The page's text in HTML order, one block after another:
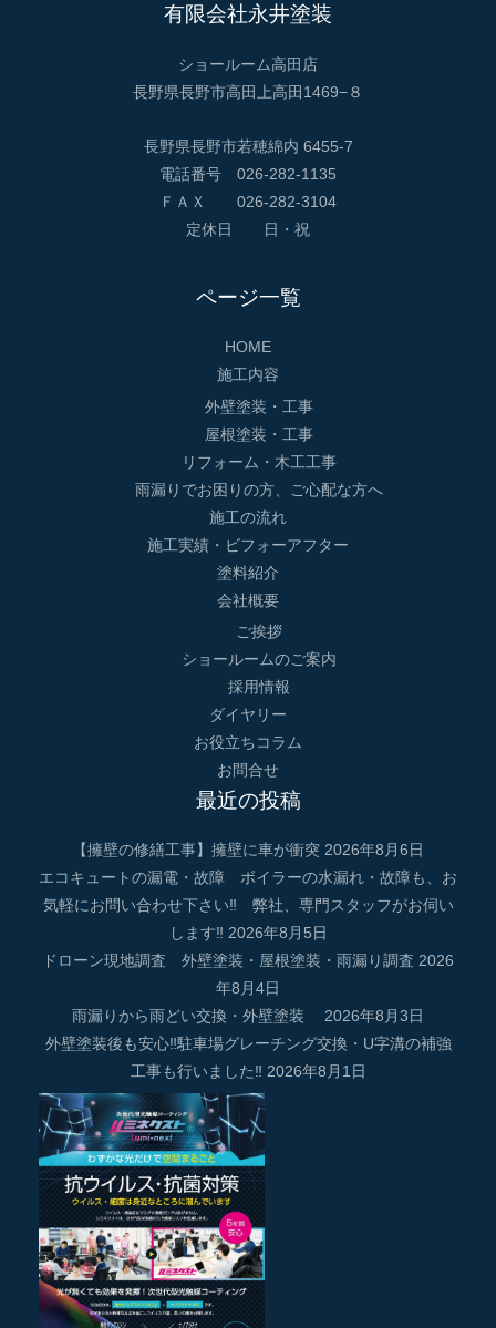
有限会社永井塗装
ショールーム高田店
長野県長野市高田上高田1469−８
長野県長野市若穂綿内 6455-7
電話番号 026-282-1135
ＦＡＸ 026-282-3104
定休日 日・祝
ページ一覧
HOME
施工内容
外壁塗装・工事
屋根塗装・工事
リフォーム・木工工事
雨漏りでお困りの方、ご心配な方へ
施工の流れ
施工実績・ビフォーアフター
塗料紹介
会社概要
ご挨拶
ショールームのご案内
採用情報
ダイヤリー
お役立ちコラム
お問合せ
最近の投稿
【擁壁の修繕工事】擁壁に車が衝突 2026年8月6日
エコキュートの漏電・故障 ボイラーの水漏れ・故障も、お
気軽にお問い合わせ下さい‼ 弊社、専門スタッフがお伺い
します‼ 2026年8月5日
ドローン現地調査 外壁塗装・屋根塗装・雨漏り調査 2026
年8月4日
雨漏りから雨どい交換・外壁塗装
2026年8月3日
外壁塗装後も安心‼駐車場グレーチング交換・U字溝の補強
工事も行いました‼ 2026年8月1日